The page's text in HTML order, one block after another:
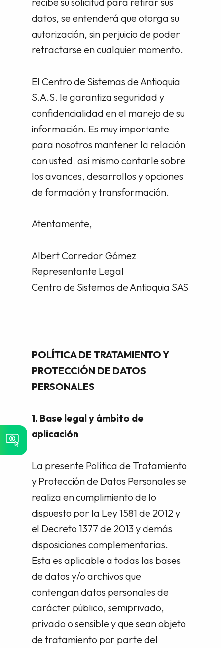
datos, se entenderá que otorga su
autorización, sin perjuicio de poder
retractarse en cualquier momento.
El Centro de Sistemas de Antioquia
S.A.S. le garantiza seguridad y
confidencialidad en el manejo de su
información. Es muy importante
para nosotros mantener la relación
con usted, así mismo contarle sobre
los avances, desarrollos y opciones
de formación y transformación.
Atentamente,
Albert Corredor Gómez
Representante Legal
Centro de Sistemas de Antioquia SAS
POLÍTICA DE TRATAMIENTO Y
PROTECCIÓN DE DATOS
PERSONALES
1. Base legal y ámbito de
aplicación
La presente Política de Tratamiento
y Protección de Datos Personales se
realiza en cumplimiento de lo
dispuesto por la Ley 1581 de 2012 y
el Decreto 1377 de 2013 y demás
disposiciones complementarias.
Esta es aplicable a todas las bases
de datos y/o archivos que
contengan datos personales de
carácter público, semiprivado,
privado o sensible y que sean objeto
de tratamiento por parte del